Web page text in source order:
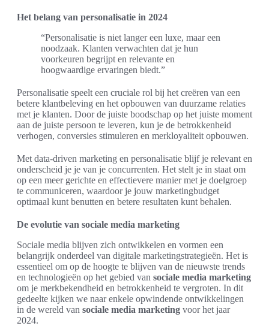
Het belang van personalisatie in 2024
“Personalisatie is niet langer een luxe, maar een
noodzaak. Klanten verwachten dat je hun
voorkeuren begrijpt en relevante en
hoogwaardige ervaringen biedt.”
Personalisatie speelt een cruciale rol bij het creëren van een
betere klantbeleving en het opbouwen van duurzame relaties
met je klanten. Door de juiste boodschap op het juiste moment
aan de juiste persoon te leveren, kun je de betrokkenheid
verhogen, conversies stimuleren en merkloyaliteit opbouwen.
Met data-driven marketing en personalisatie blijf je relevant en
onderscheid je je van je concurrenten. Het stelt je in staat om
op een meer gerichte en effectievere manier met je doelgroep
te communiceren, waardoor je jouw marketingbudget
optimaal kunt benutten en betere resultaten kunt behalen.
De evolutie van sociale media marketing
Sociale media blijven zich ontwikkelen en vormen een
belangrijk onderdeel van digitale marketingstrategieën. Het is
essentieel om op de hoogte te blijven van de nieuwste trends
en technologieën op het gebied van sociale media marketing
om je merkbekendheid en betrokkenheid te vergroten. In dit
gedeelte kijken we naar enkele opwindende ontwikkelingen
in de wereld van sociale media marketing voor het jaar
2024.